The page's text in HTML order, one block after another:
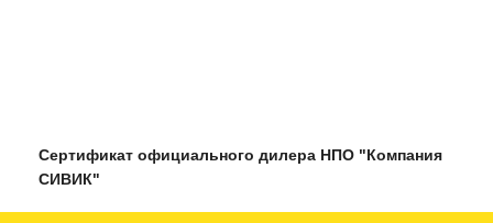
Сертификат официального дилера НПО "Компания
СИВИК"